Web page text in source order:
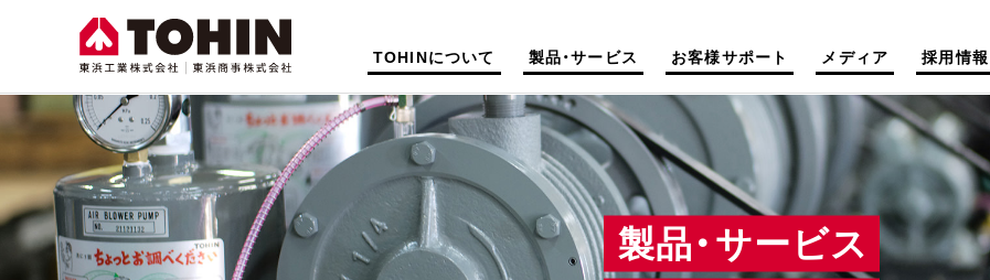
TOHINについて 製品・サービス お客様サポート メディア 採用情報
製品・サービス